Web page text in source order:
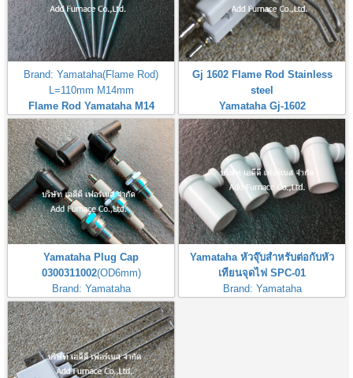
Brand: Yamataha(Flame Rod)
L=110mm M14mm
Flame Rod Yamataha M14
L110mm
Gj 1602 Flame Rod Stainless
steel
Yamataha Gj-1602
Yamataha Plug Cap
0300311002(OD6mm)
Brand: Yamataha
หัวจุ๊บสำหรับต่อกับหัวเทียนจุดไฟ
Yamataha หัวจุ๊บสำหรับต่อกับหัว
เทียนจุดไฟ SPC-01
Brand: Yamataha